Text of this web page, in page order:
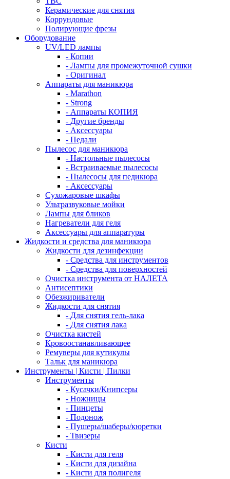
Керамические для снятия
Коррундовые
Полирующие фрезы
Оборудование
UV/LED лампы
- Копии
- Лампы для промежуточной сушки
- Оригинал
Аппараты для маникюра
- Marathon
- Strong
- Аппараты КОПИЯ
- Другие бренды
- Аксессуары
- Педали
Пылесос для маникюра
- Настольные пылесосы
- Встраиваемые пылесосы
- Пылесосы для педикюра
- Аксессуары
Сухожаровые шкафы
Ультразвуковые мойки
Лампы для бликов
Нагреватели для геля
Аксессуары для аппаратуры
Жидкости и средства для маникюра
Жидкости для дезинфекции
- Средства для инструментов
- Средства для поверхностей
Очистка инструмента от НАЛЕТА
Антисептики
Обезжириватели
Жидкости для снятия
- Для снятия гель-лака
- Для снятия лака
Очистка кистей
Кровоостанавливающее
Ремуверы для кутикулы
Тальк для маникюра
Инструменты | Кисти | Пилки
Инструменты
- Кусачки/Книпсеры
- Ножницы
- Пинцеты
- Подонож
- Пушеры/шаберы/кюретки
- Твизеры
Кисти
- Кисти для геля
- Кисти для дизайна
- Кисти для полигеля